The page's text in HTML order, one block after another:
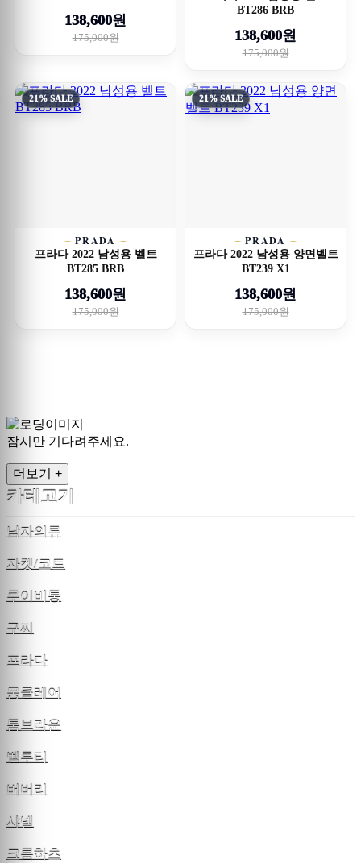
138,600원
175,000원
BT286 BRB
138,600원
175,000원
21% SALE
PRADA
프라다 2022 남성용 벨트
BT285 BRB
138,600원
175,000원
21% SALE
PRADA
프라다 2022 남성용 양면벨트
BT239 X1
138,600원
175,000원
잠시만 기다려주세요.
더보기 +
카테고기
남자의류
자켓/코트
루이비통
구찌
프라다
몽클레어
톰브라운
벨루티
버버리
샤넬
크롬하츠